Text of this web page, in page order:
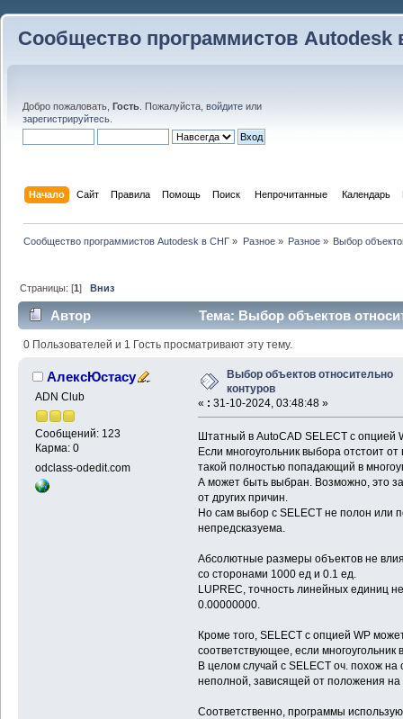
Сообщество программистов Autodesk
Добро пожаловать, Гость . Пожалуйста, войдите или
зарегистрируйтесь
Начало Сайт Правила Помощь Поиск Непрочитанные Календарь
Сообщество программистов Autodesk в СНГ » Разное» Разное» Выбор
Страницы: [1]Вниз
Автор
Тема: Выбор объектов
раз)
0 Пользователей и 1 Гость просматривают эту тему.
АлексЮстасу
ADN Club
Сообщений: 123
Карма: 0
odclass-odedit.com
Выбор объектов относительно
контуров
« : 31-10-2024, 03:48:48 »
Штатный в AutoCAD SELECT с опцией
Если многоугольник выбора отстоит
такой полностью попадающий в
А может быть выбран. Возможно, это
от других причин.
Но сам выбор с SELECT не полон или
непредсказуема.
Абсолютные размеры объектов не
со сторонами 1000 ед и 0.1 ед.
LUPREC, точность линейных единиц
0.00000000.
Кроме того, SELECT с опцией WP
соответствующее, если многоугольник
В целом случай с SELECT оч. похож на
неполной, зависящей от положения на
Соответственно, программы